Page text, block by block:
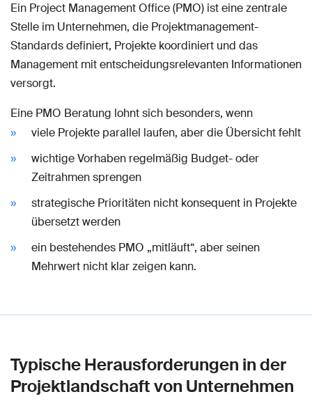
Ein Project Management Office (PMO) ist eine zentrale
Stelle im Unternehmen, die Projektmanagement-
Standards definiert, Projekte koordiniert und das
Management mit entscheidungsrelevanten Informationen
versorgt.
Eine PMO Beratung lohnt sich besonders, wenn
viele Projekte parallel laufen, aber die Übersicht fehlt
wichtige Vorhaben regelmäßig Budget- oder
Zeitrahmen sprengen
strategische Prioritäten nicht konsequent in Projekte
übersetzt werden
ein bestehendes PMO „mitläuft“, aber seinen
Mehrwert nicht klar zeigen kann.
Typische Herausforderungen in der
Projektlandschaft von Unternehmen